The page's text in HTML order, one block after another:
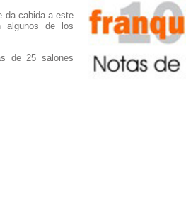
da cabida a este
algunos de los
de 25 salones